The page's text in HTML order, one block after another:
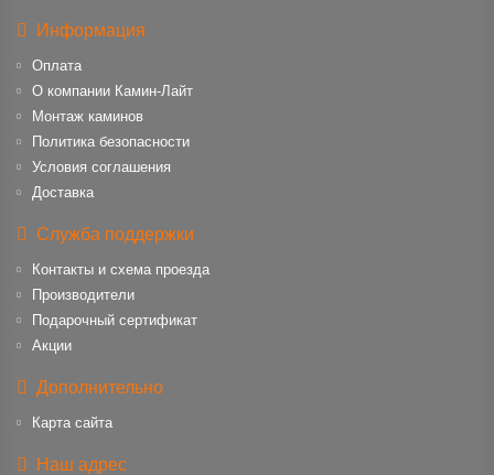
Информация
Оплата
О компании Камин-Лайт
Монтаж каминов
Политика безопасности
Условия соглашения
Доставка
Служба поддержки
Контакты и схема проезда
Производители
Подарочный сертификат
Акции
Дополнительно
Карта сайта
Наш адрес